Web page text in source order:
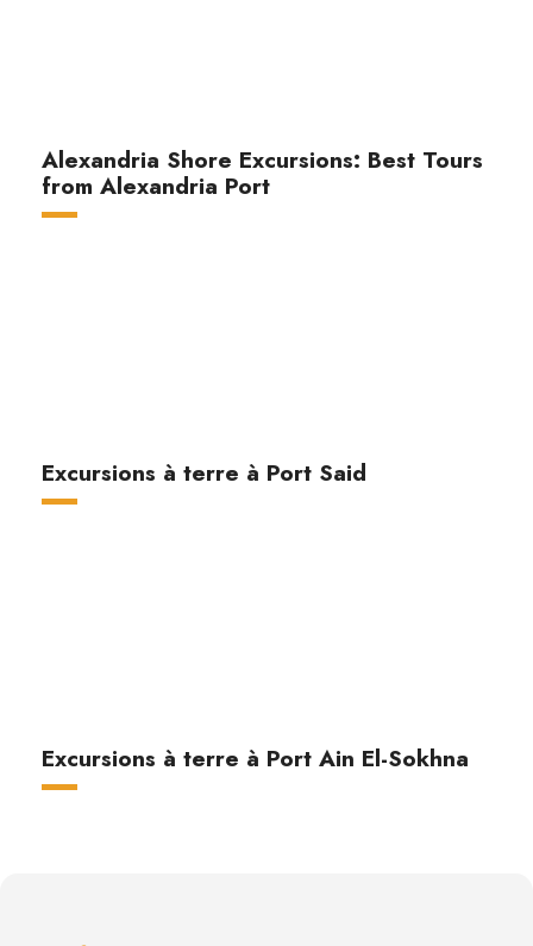
Alexandria Shore Excursions: Best Tours
from Alexandria Port
Excursions à terre à Port Said
Excursions à terre à Port Ain El-Sokhna